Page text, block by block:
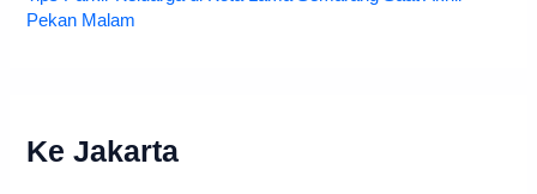
Pekan Malam
Ke Jakarta